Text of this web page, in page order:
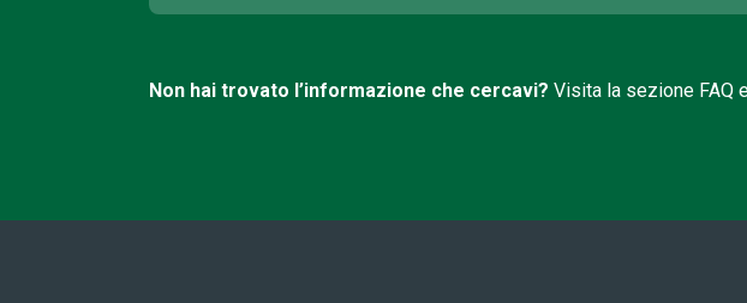
Non hai trovato l’informazione che cercavi? Visita la sezione FAQ